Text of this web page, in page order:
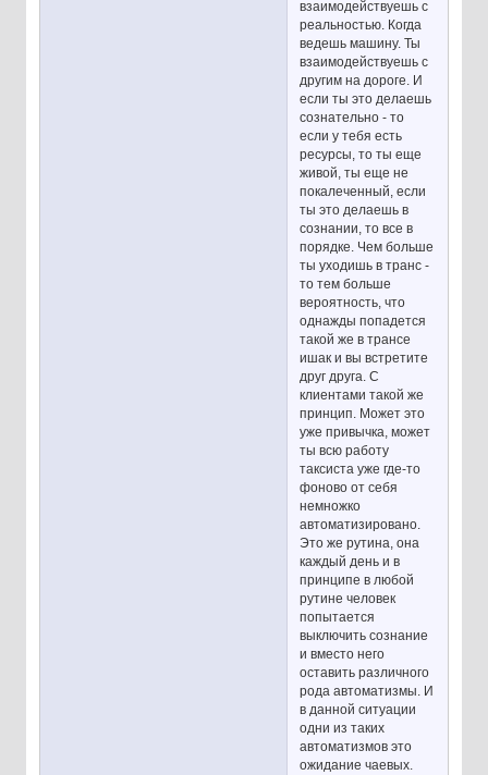
взаимодействуешь с
реальностью. Когда
ведешь машину. Ты
взаимодействуешь с
другим на дороге. И
если ты это делаешь
сознательно - то
если у тебя есть
ресурсы, то ты еще
живой, ты еще не
покалеченный, если
ты это делаешь в
сознании, то все в
порядке. Чем больше
ты уходишь в транс -
то тем больше
вероятность, что
однажды попадется
такой же в трансе
ишак и вы встретите
друг друга. С
клиентами такой же
принцип. Может это
уже привычка, может
ты всю работу
таксиста уже где-то
фоново от себя
немножко
автоматизировано.
Это же рутина, она
каждый день и в
принципе в любой
рутине человек
попытается
выключить сознание
и вместо него
оставить различного
рода автоматизмы. И
в данной ситуации
одни из таких
автоматизмов это
ожидание чаевых.